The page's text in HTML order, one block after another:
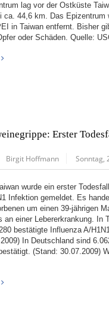
lag vor der Ostküste
ca. 44,6 km. Das Epizentrum
in Taiwan entfernt. Bisher
oder Schäden. Quelle:
Erster
Birgit Hoffmann Sonntag,
wurde ein erster
Infektion gemeldet. Es
um einen 39-jährigen
an einer Lebererkrankung. In
bestätigte Influenza A/
In Deutschland sind
(Stand: 30.07.2009)